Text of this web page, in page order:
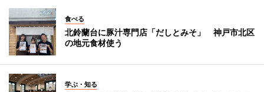
食べる
北鈴蘭台に豚汁専門店「だしとみそ」 神戸市北区
の地元食材使う
学ぶ・知る